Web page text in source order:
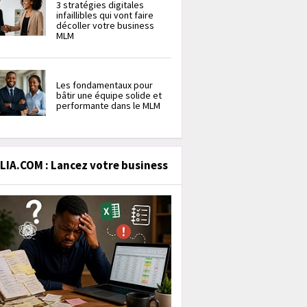
3 stratégies digitales
infaillibles qui vont faire
décoller votre business
MLM
Les fondamentaux pour
bâtir une équipe solide et
performante dans le MLM
: Lancez votre business